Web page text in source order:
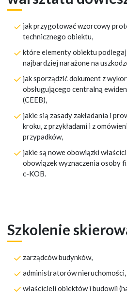
jak przygotować wzorcowy
technicznego obiektu,
które elementy obiektu
najbardziej narażone na
jak sporządzić dokument z
obsługującego centralną
(CEEB),
jakie sią zasady zakładania i
kroku, z przykładami i z
przypadków,
jakie są nowe obowiązki
obowiązek wyznaczenia osoby
c-KOB.
Szkolenie
zarządców budynków,
administratorów nieruchomości,
właścicieli obiektów i budowli